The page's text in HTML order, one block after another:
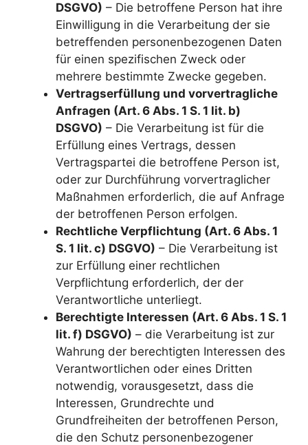
DSGVO) – Die betroffene Person hat ihre
Einwilligung in die Verarbeitung der sie
betreffenden personenbezogenen Daten
für einen spezifischen Zweck oder
mehrere bestimmte Zwecke gegeben.
Vertragserfüllung und vorvertragliche
Anfragen (Art. 6 Abs. 1 S. 1 lit. b)
DSGVO) – Die Verarbeitung ist für die
Erfüllung eines Vertrags, dessen
Vertragspartei die betroffene Person ist,
oder zur Durchführung vorvertraglicher
Maßnahmen erforderlich, die auf Anfrage
der betroffenen Person erfolgen.
Rechtliche Verpflichtung (Art. 6 Abs. 1
S. 1 lit. c) DSGVO) – Die Verarbeitung ist
zur Erfüllung einer rechtlichen
Verpflichtung erforderlich, der der
Verantwortliche unterliegt.
Berechtigte Interessen (Art. 6 Abs. 1 S. 1
lit. f) DSGVO) – die Verarbeitung ist zur
Wahrung der berechtigten Interessen des
Verantwortlichen oder eines Dritten
notwendig, vorausgesetzt, dass die
Interessen, Grundrechte und
Grundfreiheiten der betroffenen Person,
die den Schutz personenbezogener